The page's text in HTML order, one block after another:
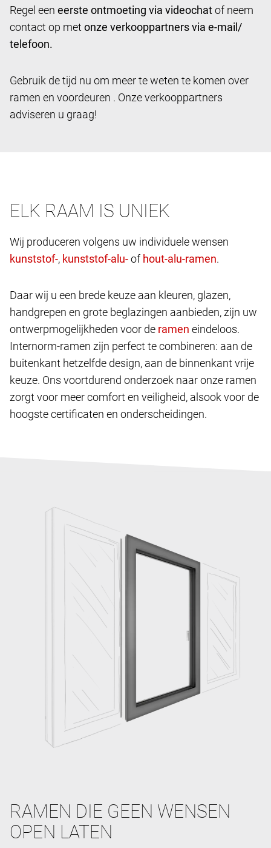
Regel een eerste ontmoeting via videochatof neem
contact op met onze verkooppartners via e-mail/
telefoon.
Gebruik de tijd nu om meer te weten te komen over
ramen en voordeuren . Onze verkooppartners
adviseren u graag!
ELK RAAM IS UNIEK
Wij produceren volgens uw individuele wensen
,
of .
Daar wij u een brede keuze aan kleuren, glazen,
handgrepen en grote beglazingen aanbieden, zijn uw
ontwerpmogelijkheden voor de
eindeloos.
Internorm-ramen zijn perfect te combineren: aan de
buitenkant hetzelfde design, aan de binnenkant vrije
keuze. Ons voortdurend onderzoek naar onze ramen
zorgt voor meer comfort en veiligheid, alsook voor de
hoogste certificaten en onderscheidingen.
RAMEN DIE GEEN WENSEN
OPEN LATEN